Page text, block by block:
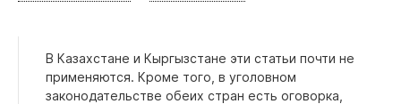
В Казахстане и Кыргызстане эти статьи почти не
применяются. Кроме того, в уголовном
законодательстве обеих стран есть оговорка,